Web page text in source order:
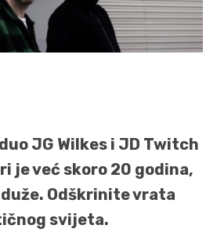
JG Wilkes i JD Twitch
je već skoro 20 godina,
Odškrinite vrata
svijeta.